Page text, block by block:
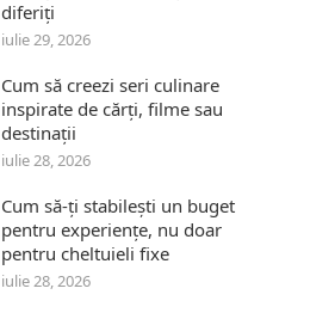
diferiți
iulie 29, 2026
Cum să creezi seri culinare
inspirate de cărți, filme sau
destinații
iulie 28, 2026
Cum să-ți stabilești un buget
pentru experiențe, nu doar
pentru cheltuieli fixe
iulie 28, 2026